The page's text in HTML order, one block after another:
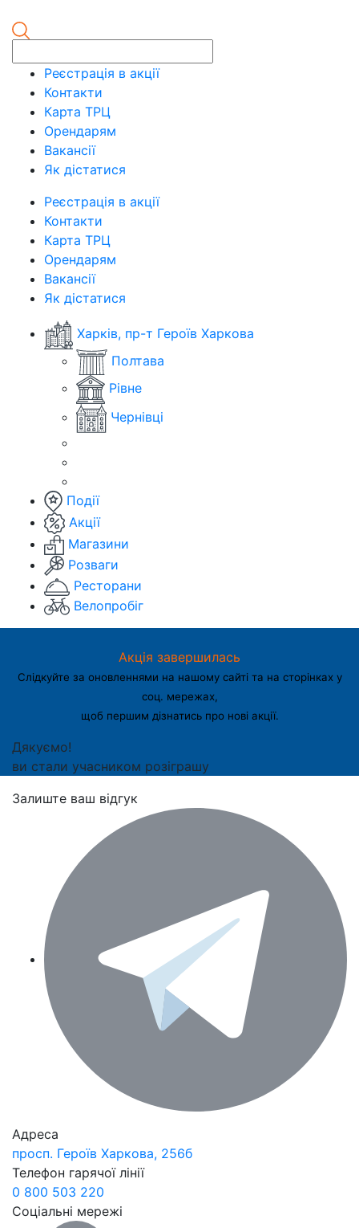
Реєстрація в акції
Контакти
Карта ТРЦ
Орендарям
Вакансії
Як дістатися
Реєстрація в акції
Контакти
Карта ТРЦ
Орендарям
Вакансії
Як дістатися
Харків, пр-т Героїв Харкова
Полтава
Рівне
Чернівці
Події
Акції
Магазини
Розваги
Ресторани
Велопробіг
Акція завершилась
Слідкуйте за оновленнями на нашому сайті та на сторінках у
соц. мережах,
щоб першим дізнатись про нові акції.
Дякуємо!
ви стали учасником розіграшу
Залиште ваш відгук
Адреса
просп. Героїв Харкова, 256б
Телефон гарячої лінії
0 800 503 220
Соціальні мережі